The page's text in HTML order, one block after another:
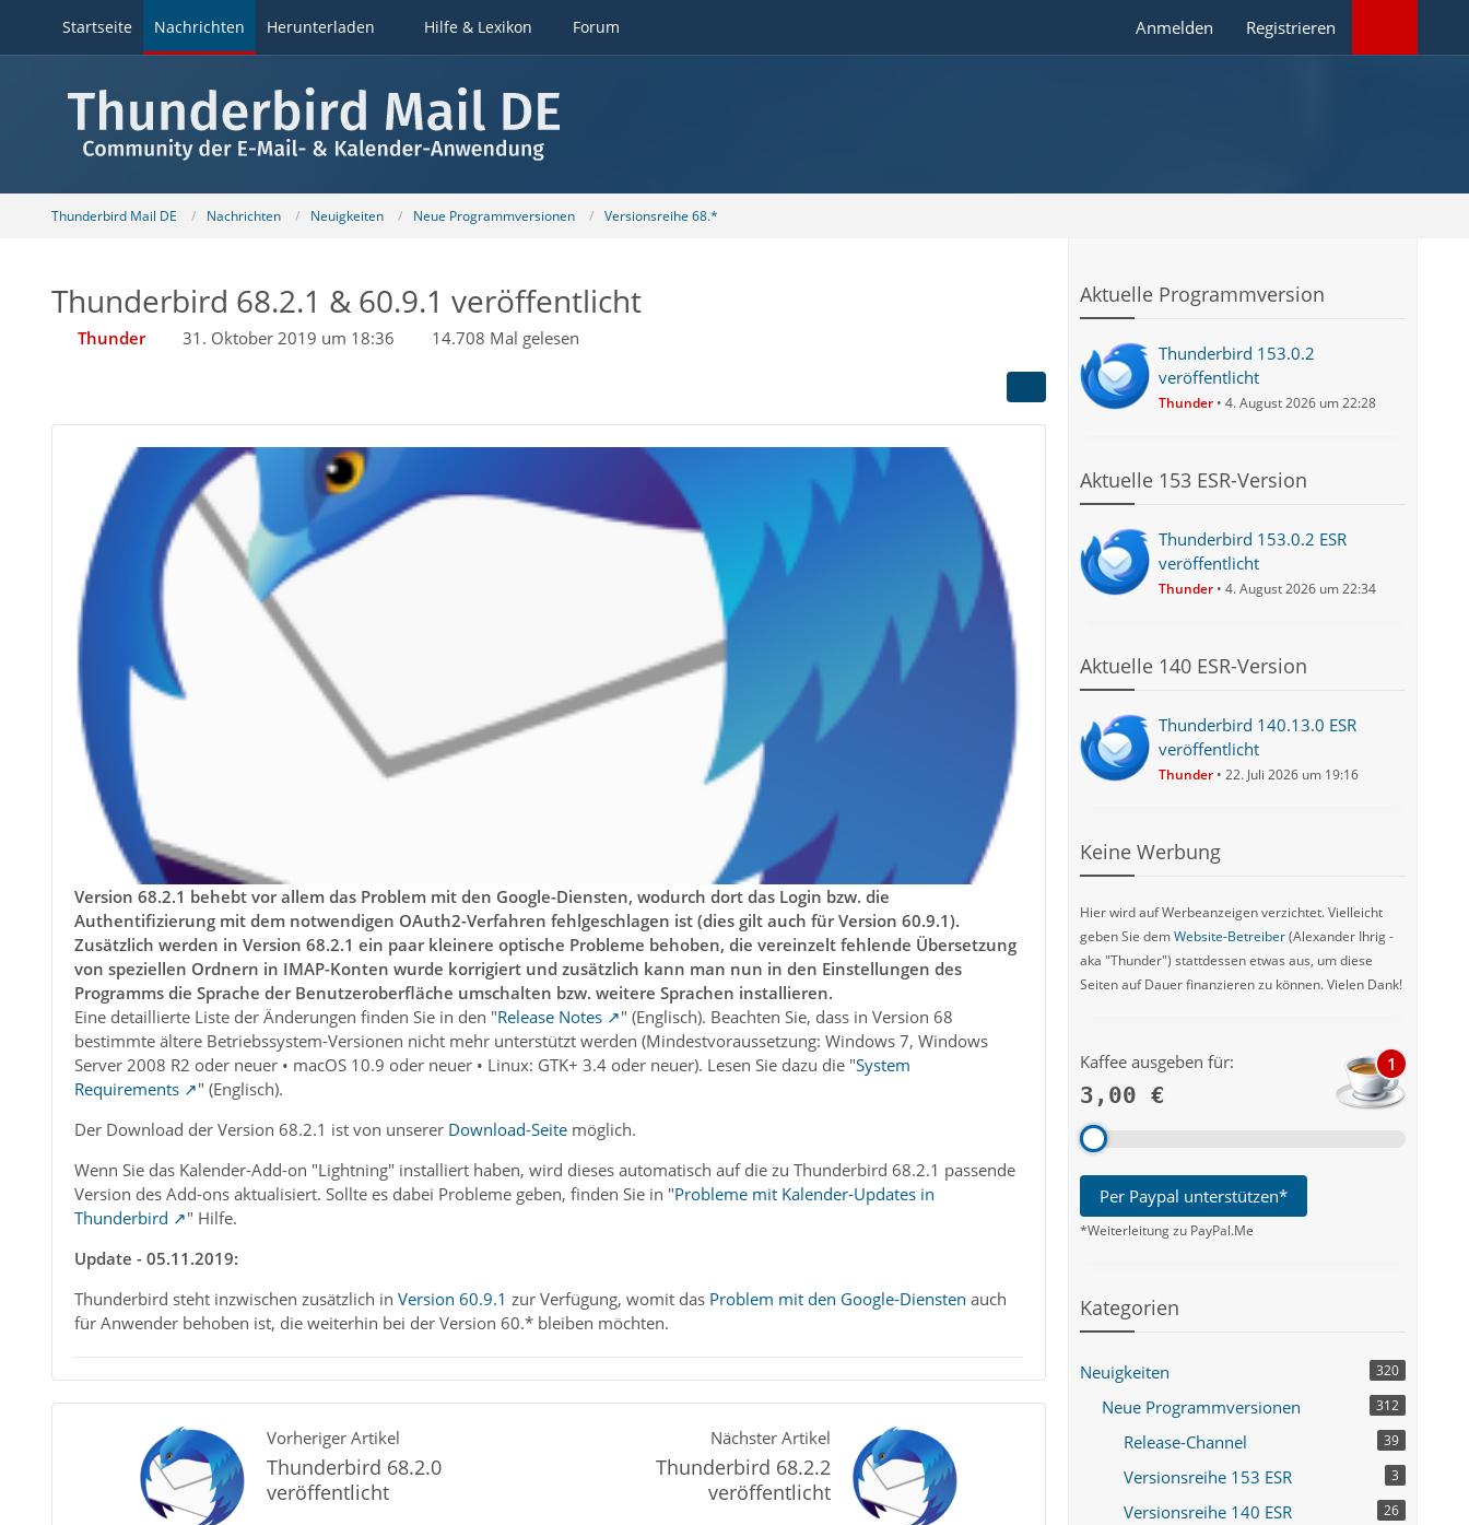
Startseite Nachrichten Herunterladen Hilfe & Lexikon Forum Anmelden Registrieren
Thunderbird Mail DE Nachrichten Neuigkeiten Neue Programmversionen Versionsreihe 68.*
Thunderbird 68.2.1 & 60.9.1 veröffentlicht
Thunder 31. Oktober 2019 um 18:36 14.708 Mal gelesen
Version 68.2.1 behebt vor allem das Problem mit den Google-Diensten, wodurch dort das Login bzw. die
Authentifizierung mit dem notwendigen OAuth2-Verfahren fehlgeschlagen ist (dies gilt auch für Version 60.9.1).
Zusätzlich werden in Version 68.2.1 ein paar kleinere optische Probleme behoben, die vereinzelt fehlende Übersetzung
von speziellen Ordnern in IMAP-Konten wurde korrigiert und zusätzlich kann man nun in den Einstellungen des
Programms die Sprache der Benutzeroberfläche umschalten bzw. weitere Sprachen installieren.
Eine detaillierte Liste der Änderungen finden Sie in den "Release Notes
" (Englisch). Beachten Sie, dass in Version 68
bestimmte ältere Betriebssystem-Versionen nicht mehr unterstützt werden (Mindestvoraussetzung: Windows 7, Windows
Server 2008 R2 oder neuer • macOS 10.9 oder neuer • Linux: GTK+ 3.4 oder neuer). Lesen Sie dazu die "System
Requirements
" (Englisch).
Der Download der Version 68.2.1 ist von unserer Download-Seitemöglich.
Wenn Sie das Kalender-Add-on "Lightning" installiert haben, wird dieses automatisch auf die zu Thunderbird 68.2.1 passende
Version des Add-ons aktualisiert. Sollte es dabei Probleme geben, finden Sie in "Probleme mit Kalender-Updates in
Thunderbird
" Hilfe.
Update - 05.11.2019:
Thunderbird steht inzwischen zusätzlich in Version 60.9.1 zur Verfügung, womit das Problem mit den Google-Diensten auch
für Anwender behoben ist, die weiterhin bei der Version 60.* bleiben möchten.
Vorheriger Artikel
Thunderbird 68.2.0
veröffentlicht
Nächster Artikel
Thunderbird 68.2.2
veröffentlicht
Aktuelle Programmversion
Thunderbird 153.0.2
veröffentlicht
Thunder 4. August 2026 um 22:28
Aktuelle 153 ESR-Version
Thunderbird 153.0.2 ESR
veröffentlicht
Thunder 4. August 2026 um 22:34
Aktuelle 140 ESR-Version
Thunderbird 140.13.0 ESR
veröffentlicht
Thunder 22. Juli 2026 um 19:16
Keine Werbung
Hier wird auf Werbeanzeigen verzichtet. Vielleicht
geben Sie demWebsite-Betreiber(Alexander Ihrig -
aka "Thunder") stattdessen etwas aus, um diese
Seiten auf Dauer finanzieren zu können. Vielen Dank!
Kaffee ausgeben für:
3,00 €
1
Per Paypal unterstützen*
*Weiterleitung zu PayPal.Me
Kategorien
Neuigkeiten 320
Neue Programmversionen 312
Release-Channel 39
Versionsreihe 153 ESR 3
Versionsreihe 140 ESR 26